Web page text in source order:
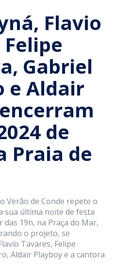
Flavio
Gabriel
e Aldair
de
Praia de
Verão de Conde repete o
sua última noite de festa
19h, na Praça do Mar,
o projeto, se
Tavares, Felipe
Aldair Playboy e a cantora